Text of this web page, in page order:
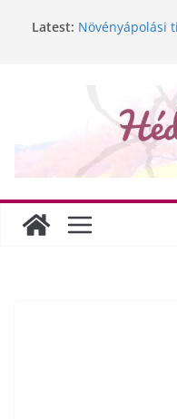
Latest: Növényápolási
A
Golgotavirág